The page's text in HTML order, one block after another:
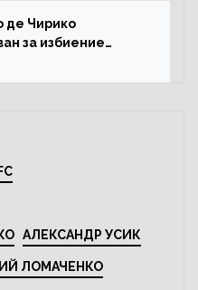
де Чирико
за избиение
АЛЕКСАНДР УСИК
ЛОМАЧЕНКО